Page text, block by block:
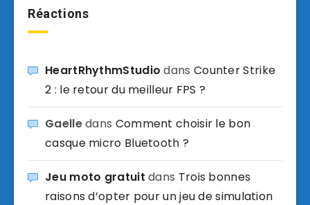
Réactions
HeartRhythmStudio dans Counter Strike
2 : le retour du meilleur FPS ?
Gaelledans Comment choisir le bon
casque micro Bluetooth ?
Jeu moto gratuit dans Trois bonnes
raisons d’opter pour un jeu de simulation